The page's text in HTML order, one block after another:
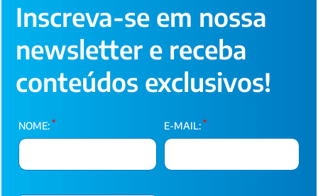
Inscreva-se em nossa
newsletter e receba
conteúdos exclusivos!
NOME: * E-MAIL: *